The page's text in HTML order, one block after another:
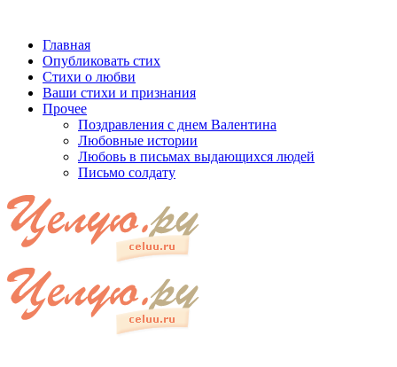
Главная
Опубликовать стих
Стихи о любви
Ваши стихи и признания
Прочее
Поздравления с днем Валентина
Любовные истории
Любовь в письмах выдающихся людей
Письмо солдату